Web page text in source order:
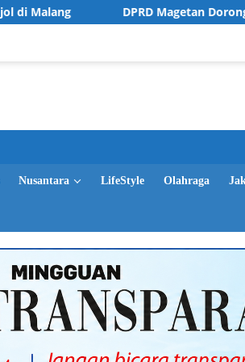
DPRD Magetan Dorong Penguatan
Nusantara LifeStyle Olahraga